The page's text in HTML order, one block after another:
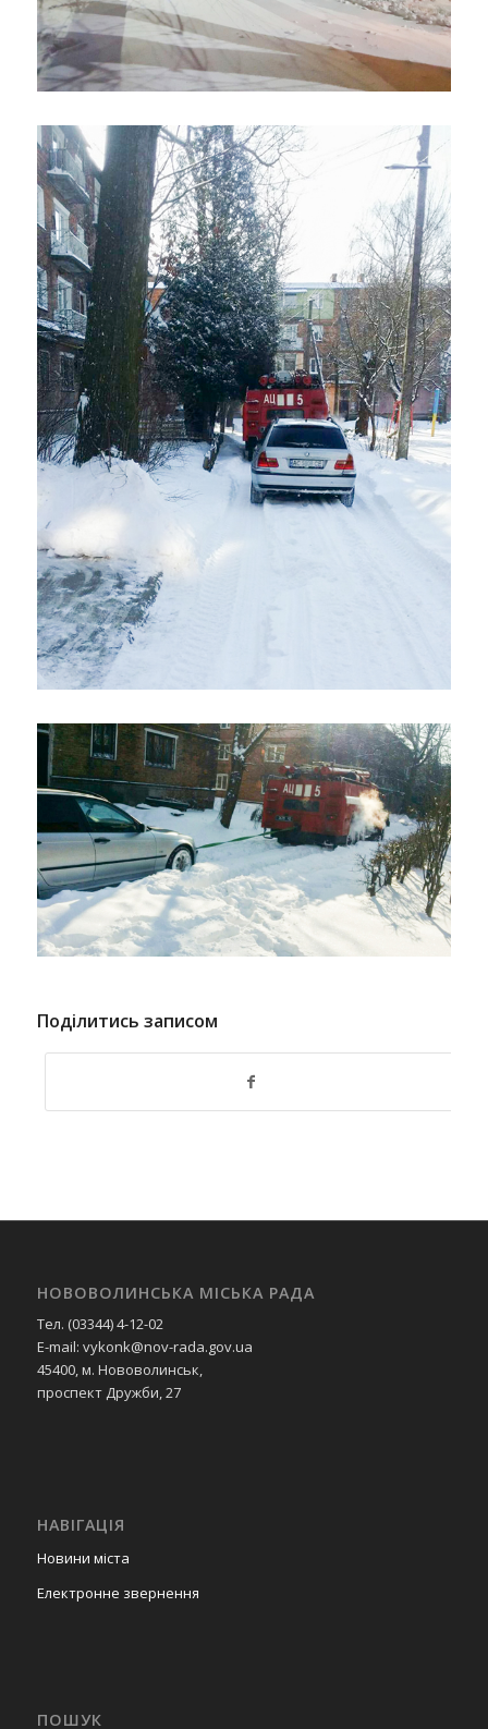
Поділитись записом
НОВОВОЛИНСЬКА МІСЬКА РАДА
Тел. (03344) 4-12-02
E-mail: vykonk@nov-rada.gov.ua
45400, м. Нововолинськ,
проспект Дружби, 27
НАВІГАЦІЯ
Новини міста
Електронне звернення
ПОШУК